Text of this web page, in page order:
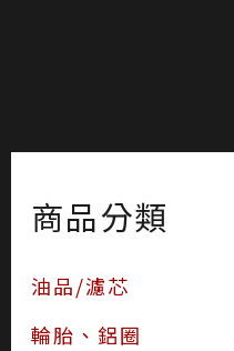
商品分類
油品/濾芯
輪胎、鋁圈